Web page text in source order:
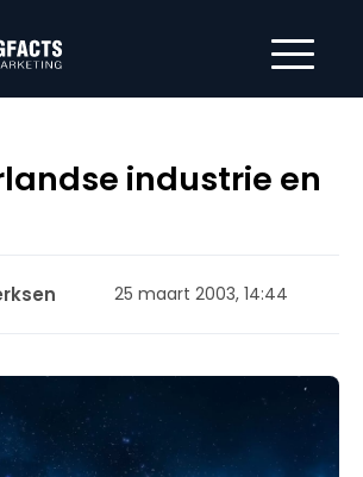
industrie en
25 maart 2003, 14:44